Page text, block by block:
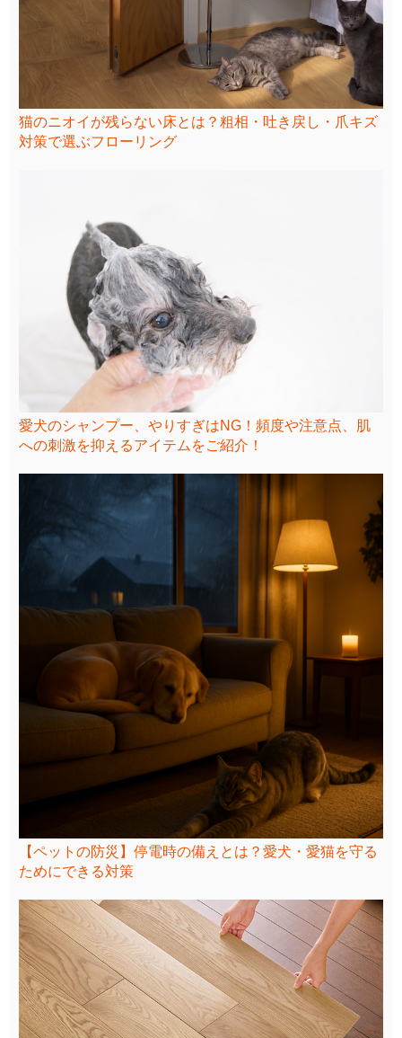
猫のニオイが残らない床とは？粗相・吐き戻し・爪キズ
対策で選ぶフローリング
愛犬のシャンプー、やりすぎはNG！頻度や注意点、肌
への刺激を抑えるアイテムをご紹介！
【ペットの防災】停電時の備えとは？愛犬・愛猫を守る
ためにできる対策